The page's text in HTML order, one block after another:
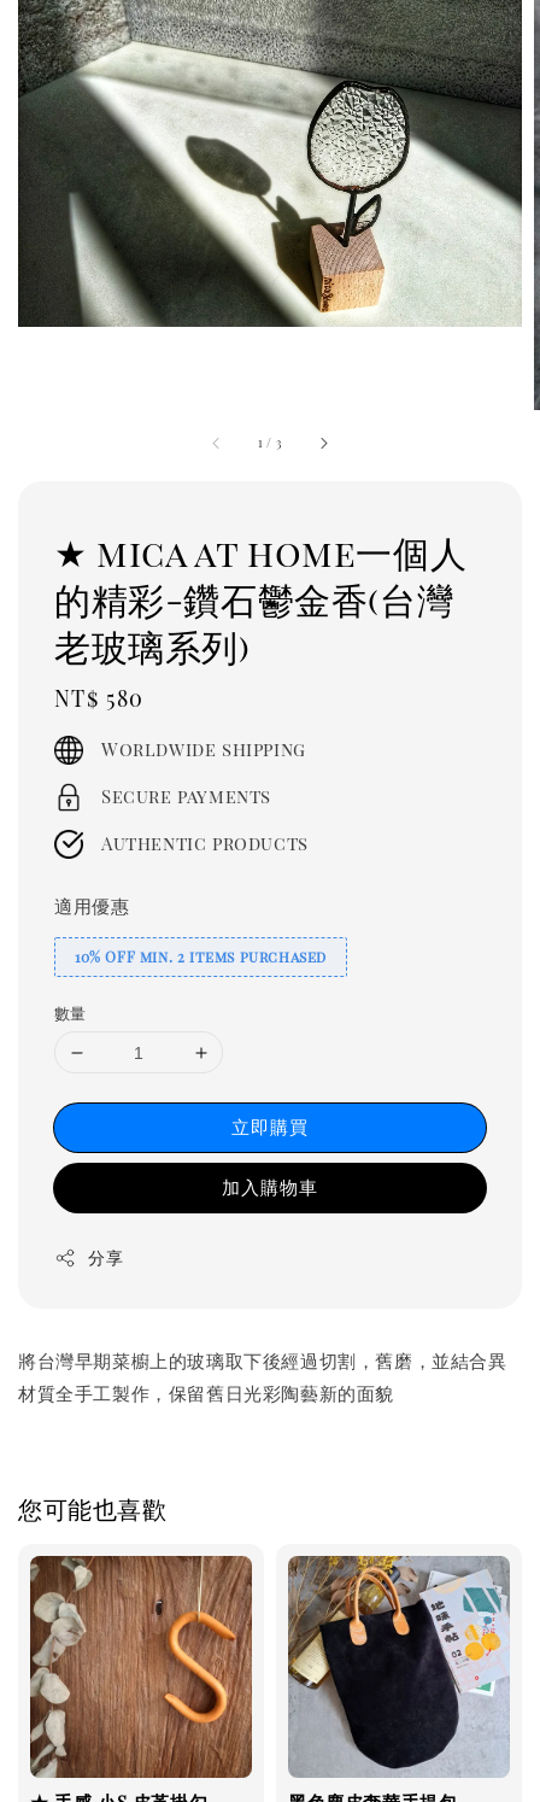
1 / 3
★ mica at home一個人
的精彩-鑽石鬱金香(台灣
老玻璃系列)
Regular
price
NT$ 580
Worldwide shipping
Secure payments
Authentic products
適用優惠
10% OFF min. 2 items purchased
數量
立即購買
加入購物車
分享
將台灣早期菜櫥上的玻璃取下後經過切割，舊磨，並結合異
材質全手工製作，保留舊日光彩陶藝新的面貌
您可能也喜歡